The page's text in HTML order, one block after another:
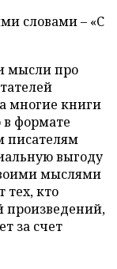
словами – «С
мысли про
многие книги
в формате
писателям
выгоду
мыслями
тех, кто
произведений,
за счет